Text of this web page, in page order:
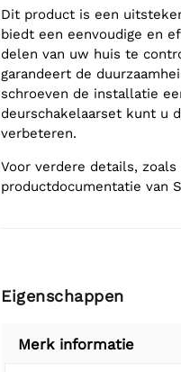
Dit product is een
biedt een eenvoudige en
delen van uw huis te
garandeert de
schroeven de installatie
deurschakelaarset kunt u
verbeteren.
Voor verdere details,
productdocumentatie van
Eigenschappen
Merk informatie